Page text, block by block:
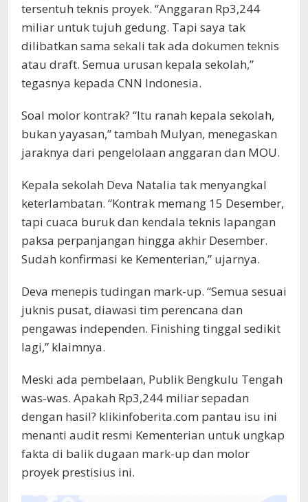
tersentuh teknis proyek. “Anggaran Rp3,244
miliar untuk tujuh gedung. Tapi saya tak
dilibatkan sama sekali tak ada dokumen teknis
atau draft. Semua urusan kepala sekolah,”
tegasnya kepada CNN Indonesia.
Soal molor kontrak? “Itu ranah kepala sekolah,
bukan yayasan,” tambah Mulyan, menegaskan
jaraknya dari pengelolaan anggaran dan MOU.
Kepala sekolah Deva Natalia tak menyangkal
keterlambatan. “Kontrak memang 15 Desember,
tapi cuaca buruk dan kendala teknis lapangan
paksa perpanjangan hingga akhir Desember.
Sudah konfirmasi ke Kementerian,” ujarnya.
Deva menepis tudingan mark-up. “Semua sesuai
juknis pusat, diawasi tim perencana dan
pengawas independen. Finishing tinggal sedikit
lagi,” klaimnya.
Meski ada pembelaan, Publik Bengkulu Tengah
was-was. Apakah Rp3,244 miliar sepadan
dengan hasil? klikinfoberita.com pantau isu ini
menanti audit resmi Kementerian untuk ungkap
fakta di balik dugaan mark-up dan molor
proyek prestisius ini.